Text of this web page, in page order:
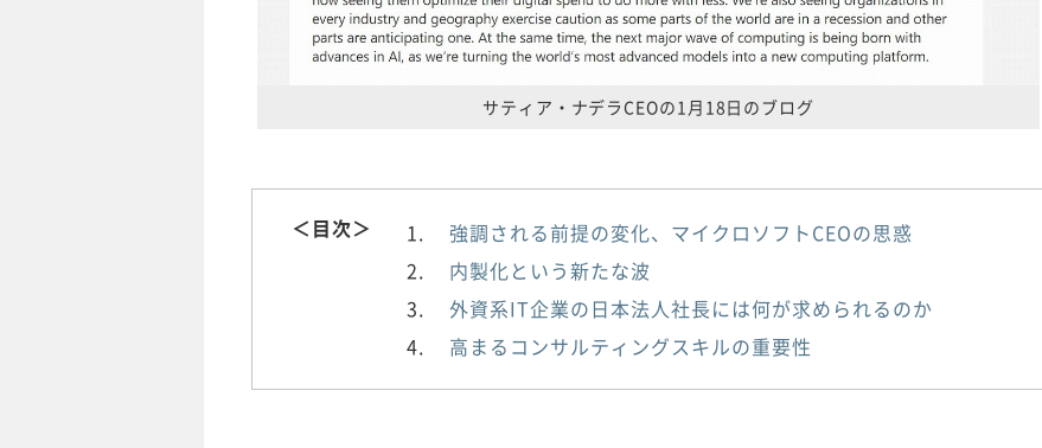
サティア・ナデラCEOの1月18日のブログ
＜目次＞
強調される前提の変化、マイクロソフトCEOの思惑
内製化という新たな波
外資系IT企業の日本法人社長には何が求められるのか
高まるコンサルティングスキルの重要性